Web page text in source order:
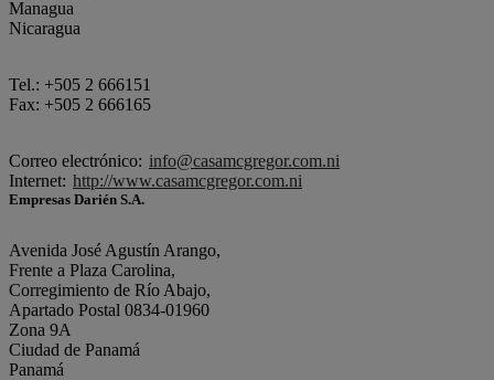
Managua
Nicaragua
Tel.: +505 2 666151
Fax: +505 2 666165
Correo electrónico: info@casamcgregor.com.ni
Internet: http://www.casamcgregor.com.ni
Empresas Darién S.A.
Avenida José Agustín Arango,
Frente a Plaza Carolina,
Corregimiento de Río Abajo,
Apartado Postal 0834-01960
Zona 9A
Ciudad de Panamá
Panamá